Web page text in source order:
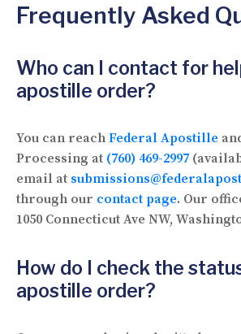
Frequently Asked
Who can I contact for
apostille order?
You can reach Federal Apostille
Processing at (760) 469-2997
email at
through our contact page. Our
1050 Connecticut Ave NW,
How do I check the
apostille order?